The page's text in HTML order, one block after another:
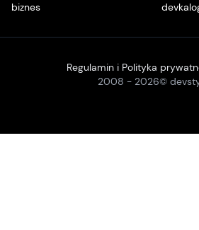
biznes
2008 - 2026©
Regulamin i Polityka